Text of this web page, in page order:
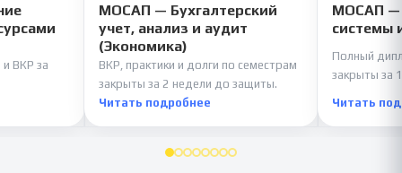
и ВКР за
МОСАП — Бухгалтерский
учет, анализ и аудит
(Экономика)
ВКР, практики и долги по семестрам
закрыты за 2 недели до защиты.
Читать подробнее
МОСАП —
системы
Полный
закрыты за
Читать